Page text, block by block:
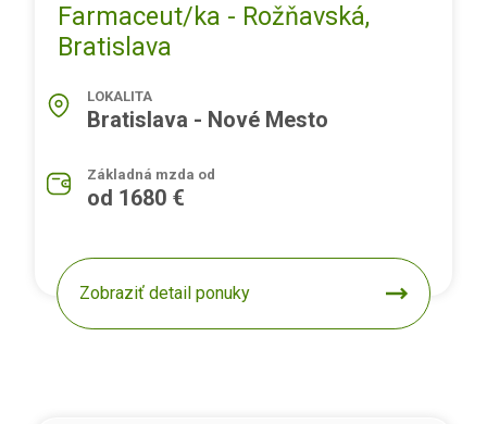
Farmaceut/ka - Rožňavská,
Bratislava
LOKALITA
Bratislava - Nové Mesto
Základná mzda od
od 1680 €
Zobraziť detail ponuky